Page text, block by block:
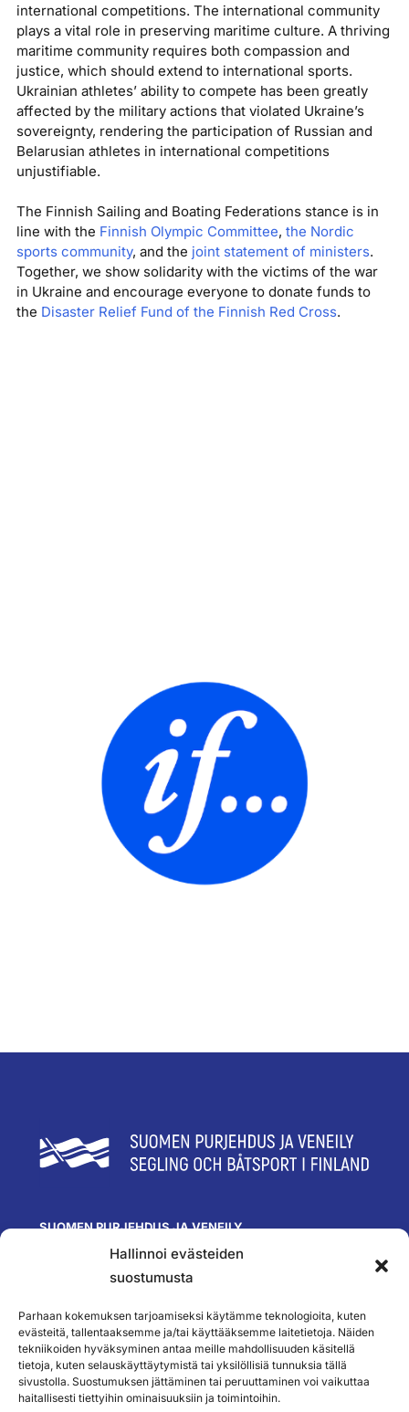
Hallinnoi evästeiden
suostumusta
Parhaan kokemuksen tarjoamiseksi käytämme teknologioita, kuten
evästeitä, tallentaaksemme ja/tai käyttääksemme laitetietoja. Näiden
tekniikoiden hyväksyminen antaa meille mahdollisuuden käsitellä
tietoja, kuten selauskäyttäytymistä tai yksilöllisiä tunnuksia tällä
sivustolla. Suostumuksen jättäminen tai peruuttaminen voi vaikuttaa
haitallisesti tiettyihin ominaisuuksiin ja toimintoihin.
international competitions. The international community
plays a vital role in preserving maritime culture. A thriving
maritime community requires both compassion and
justice, which should extend to international sports.
Ukrainian athletes’ ability to compete has been greatly
affected by the military actions that violated Ukraine’s
sovereignty, rendering the participation of Russian and
Belarusian athletes in international competitions
unjustifiable.
The Finnish Sailing and Boating Federations stance is in
line with the Finnish Olympic Committee, the Nordic
sports community, and the joint statement of ministers.
Together, we show solidarity with the victims of the war
in Ukraine and encourage everyone to donate funds to
the Disaster Relief Fund of the Finnish Red Cross.
SUOMEN PURJEHDUS JA VENEILY
Olympiastadion
Paavo Nurmen tie 1
toimisto@spv.fi
Yhteystiedot
SEURAA MEITÄ